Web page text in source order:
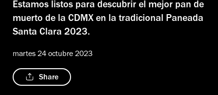
Estamos listos para descubrir el mejor pan de
muerto de la CDMX en la tradicional Paneada
Santa Clara 2023.
martes 24 octubre 2023
Share